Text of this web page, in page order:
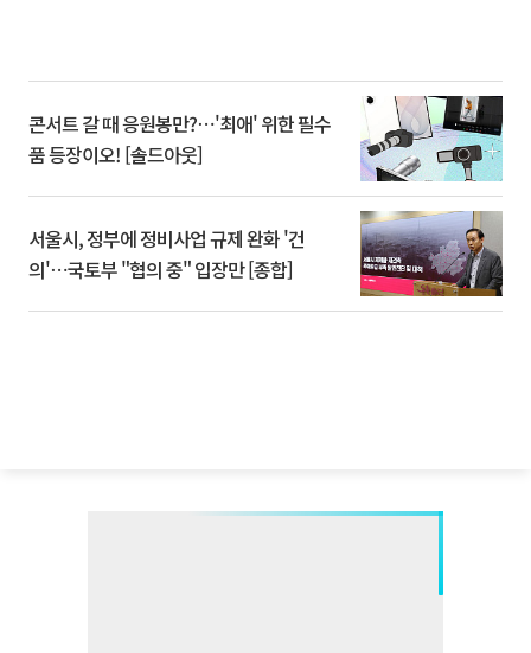
콘서트 갈 때 응원봉만?⋯'최애' 위한 필수
품 등장이오! [솔드아웃]
서울시, 정부에 정비사업 규제 완화 '건
의'⋯국토부 "협의 중" 입장만 [종합]